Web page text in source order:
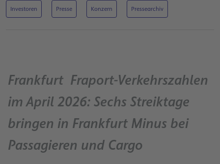
Investoren Presse Konzern Pressearchiv
Frankfurt Fraport-Verkehrszahlen
im April 2026: Sechs Streiktage
bringen in Frankfurt Minus bei
Passagieren und Cargo